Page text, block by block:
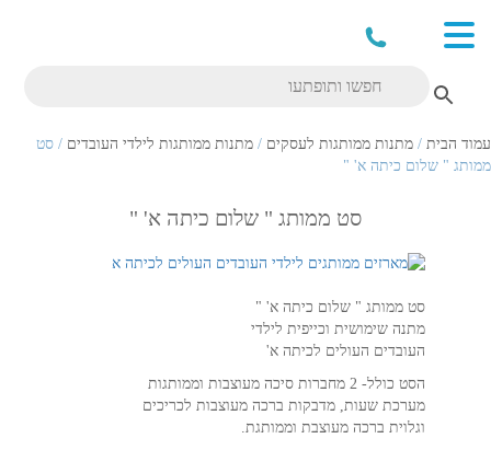
עמוד הבית / מתנות ממותגות לעסקים / מתנות ממותגות לילדי העובדים / סט
ממותג " שלום כיתה א' "
סט ממותג " שלום כיתה א' "
סט ממותג " שלום כיתה א' "
מתנה שימושית וכייפית לילדי
העובדים העולים לכיתה א'
הסט כולל- 2 מחברות סיכה מעוצבות וממותגות
מערכת שעות, מדבקות ברכה מעוצבות לכריכים
וגלוית ברכה מעוצבת וממותגת.